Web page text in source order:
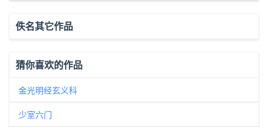
佚名其它作品
猜你喜欢的作品
金光明经玄义科
少室六门